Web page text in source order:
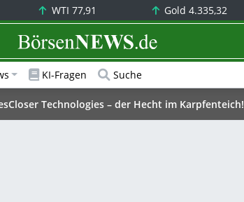
WTI 77,91 Gold4.335,32
BörsenNEWS.de
KI-Fragen Suche
Technologies – der Hecht im Karpfenteich!